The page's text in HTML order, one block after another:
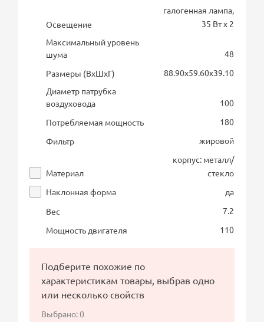
Освещение
галогенная лампа,
35 Вт х 2
Максимальный уровень
шума
48
Размеры (ВхШхГ)
88.90х59.60х39.10
Диаметр патрубка
воздуховода
100
Потребляемая мощность
180
Фильтр
жировой
Материал
корпус: металл/
стекло
Наклонная форма
да
Вес
7.2
Мощность двигателя
110
Подберите похожие по
характеристикам товары, выбрав одно
или несколько свойств
Выбрано:0